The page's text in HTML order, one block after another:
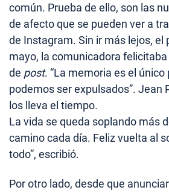
común. Prueba de ello, son las
de afecto que se pueden ver a
de Instagram. Sin ir más lejos, el
mayo, la comunicadora
de post. “La memoria es el
podemos ser expulsados”. Jean
los lleva el tiempo.
La vida se queda soplando más
camino cada día. Feliz vuelta al
todo”, escribió.
Por otro lado, desde que